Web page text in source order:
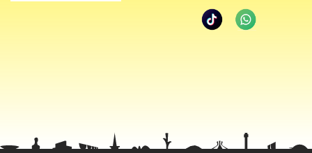
não fez diminuir a violência. Segundo ela, a tortura está
direitos não são direitos universais”, reclamou. Vários